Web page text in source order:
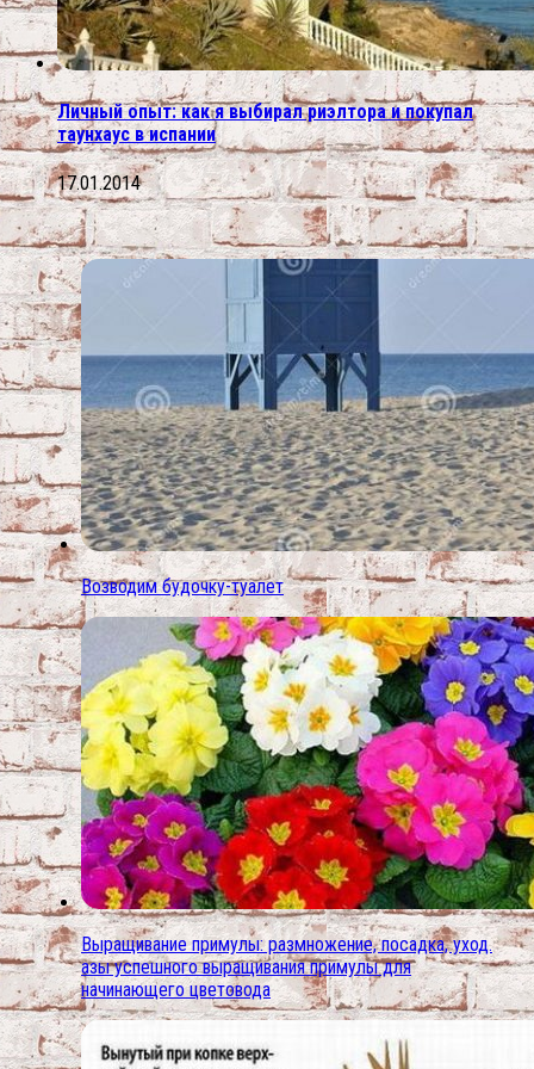
Личный опыт: как я выбирал риэлтора и покупал
таунхаус в испании
17.01.2014
Возводим будочку-туалет
Выращивание примулы: размножение, посадка, уход.
азы успешного выращивания примулы для
начинающего цветовода